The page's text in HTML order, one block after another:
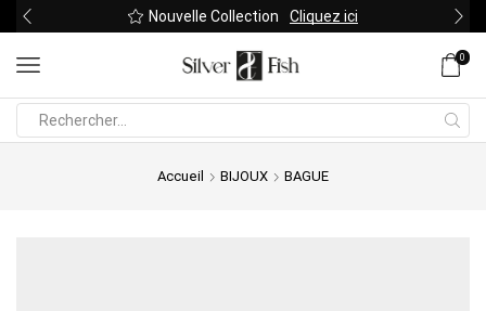
Nouvelle Collection Cliquez ici
0
Accueil BIJOUX BAGUE